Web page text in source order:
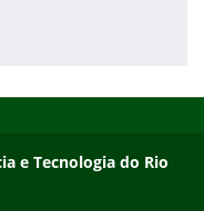
e Tecnologia do Rio
e Tecnologia do Rio